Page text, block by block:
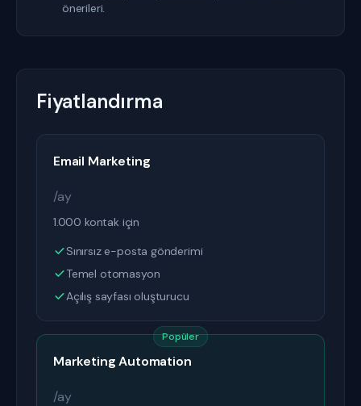
önerileri.
Fiyatlandırma
Email Marketing
/ay
1.000 kontak için
Sınırsız e-posta gönderimi
Temel otomasyon
Açılış sayfası oluşturucu
Popüler
Marketing Automation
/ay